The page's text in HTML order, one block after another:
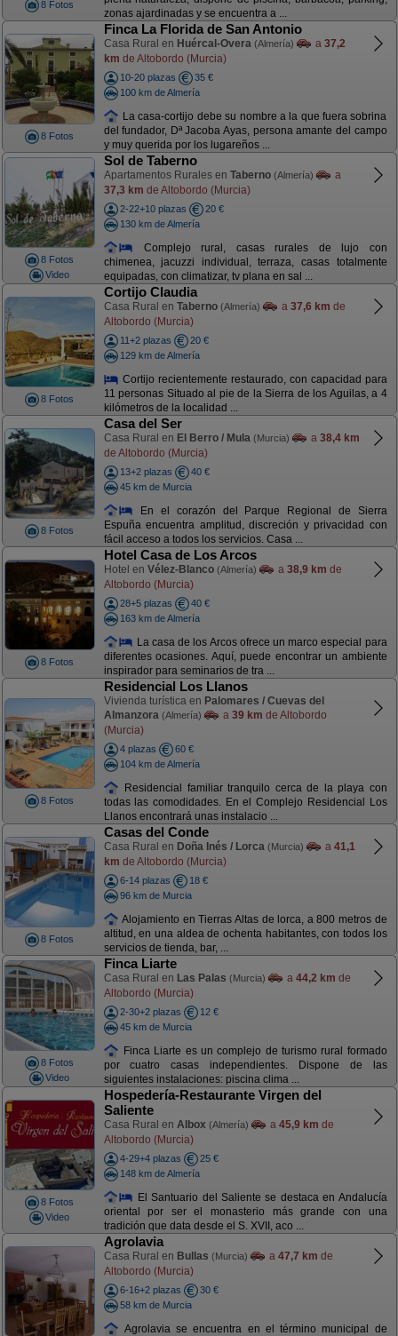
8 Fotos
zonas ajardinadas y se encuentra a ...
8 Fotos
Finca La Florida de San Antonio
Casa Rural en Huércal-Overa (Almería) a 37,2
km de Altobordo (Murcia)
10-20 plazas
35 €
100 km de Almería
La casa-cortijo debe su nombre a la que fuera sobrina
del fundador, Dª Jacoba Ayas, persona amante del campo
y muy querida por los lugareños ...
8 Fotos
Video
Sol de Taberno
Apartamentos Rurales en Taberno (Almería)
a
37,3 km de Altobordo (Murcia)
2-22+10 plazas
20 €
130 km de Almería
Complejo rural, casas rurales de lujo con
chimenea, jacuzzi individual, terraza, casas totalmente
equipadas, con climatizar, tv plana en sal ...
8 Fotos
Cortijo Claudia
Casa Rural en Taberno (Almería) a 37,6 km de
Altobordo (Murcia)
11+2 plazas
20 €
129 km de Almería
Cortijo recientemente restaurado, con capacidad para
11 personas Situado al pie de la Sierra de los Aguilas, a 4
kilómetros de la localidad ...
8 Fotos
Casa del Ser
Casa Rural en El Berro / Mula (Murcia) a 38,4 km
de Altobordo (Murcia)
13+2 plazas
40 €
45 km de Murcia
En el corazón del Parque Regional de Sierra
Espuña encuentra amplitud, discreción y privacidad con
fácil acceso a todos los servicios. Casa ...
8 Fotos
Hotel Casa de Los Arcos
Hotel en Vélez-Blanco (Almería) a 38,9 km de
Altobordo (Murcia)
28+5 plazas
40 €
163 km de Almería
La casa de los Arcos ofrece un marco especial para
diferentes ocasiones. Aquí, puede encontrar un ambiente
inspirador para seminarios de tra ...
8 Fotos
Residencial Los Llanos
Vivienda turística en Palomares / Cuevas del
Almanzora (Almería) a 39 km de Altobordo
(Murcia)
4 plazas
60 €
104 km de Almería
Residencial familiar tranquilo cerca de la playa con
todas las comodidades. En el Complejo Residencial Los
Llanos encontrará unas instalacio ...
8 Fotos
Casas del Conde
Casa Rural en Doña Inés / Lorca (Murcia) a 41,1
km de Altobordo (Murcia)
6-14 plazas
18 €
96 km de Murcia
Alojamiento en Tierras Altas de lorca, a 800 metros de
altitud, en una aldea de ochenta habitantes, con todos los
servicios de tienda, bar, ...
8 Fotos
Video
Finca Liarte
Casa Rural en Las Palas (Murcia) a 44,2 km de
Altobordo (Murcia)
2-30+2 plazas
12 €
45 km de Murcia
Finca Liarte es un complejo de turismo rural formado
por cuatro casas independientes. Dispone de las
siguientes instalaciones: piscina clima ...
8 Fotos
Video
Hospedería-Restaurante Virgen del
Saliente
Casa Rural en Albox (Almería) a 45,9 km de
Altobordo (Murcia)
4-29+4 plazas
25 €
148 km de Almería
El Santuario del Saliente se destaca en Andalucía
oriental por ser el monasterio más grande con una
tradición que data desde el S. XVII, aco ...
Agrolavia
Casa Rural en Bullas (Murcia) a 47,7 km de
Altobordo (Murcia)
6-16+2 plazas
30 €
58 km de Murcia
Agrolavia se encuentra en el término municipal de